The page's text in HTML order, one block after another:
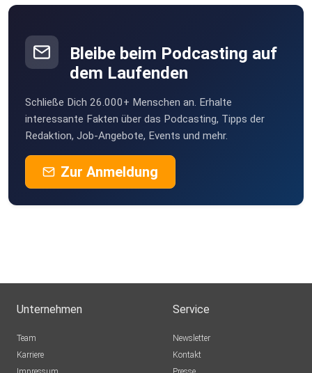
und regionalen Konflikten und Krisen. Mit den
“Peace News des Monats” stellen sie klar: Trotz
allem gibt es sie noch, die positiven
Entwicklungen! Fragen, Anregungen und Kritik
jederzeit gerne an: podcast@bicc.de
Bleibe beim Podcasting auf
dem Laufenden
Schließe Dich 26.000+ Menschen an. Erhalte
interessante Fakten über das Podcasting, Tipps der
Redaktion, Job-Angebote, Events und mehr.
Zur Anmeldung
Unternehmen
Team
Karriere
Service
Newsletter
Kontakt